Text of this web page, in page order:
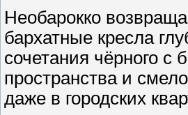
Необарокко
бархатные кресла
сочетания чёрного
пространства и
даже в городских